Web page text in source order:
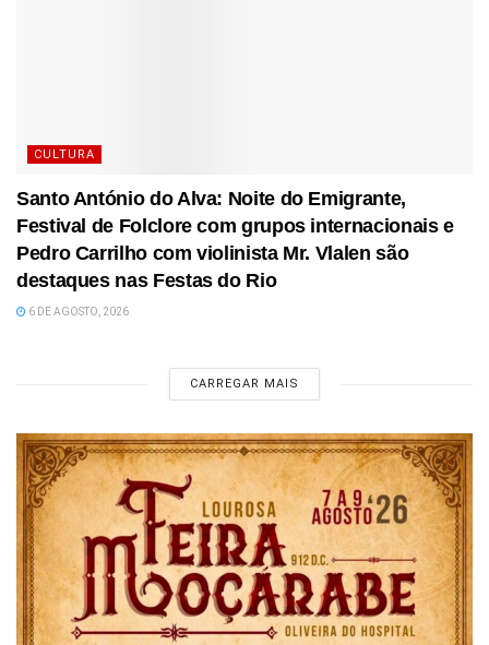
CULTURA
Santo António do Alva: Noite do Emigrante,
Festival de Folclore com grupos internacionais e
Pedro Carrilho com violinista Mr. Vlalen são
destaques nas Festas do Rio
6 DE AGOSTO, 2026
CARREGAR MAIS